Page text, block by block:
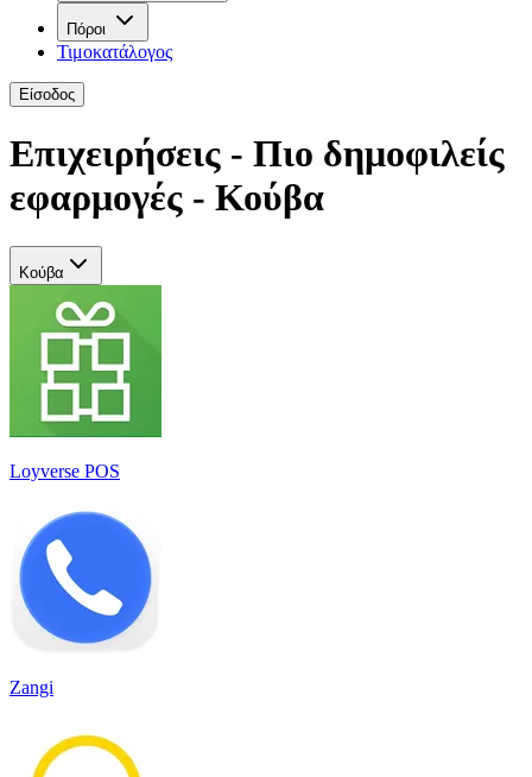
Πόροι
Τιμοκατάλογος
Είσοδος
Επιχειρήσεις - Πιο δημοφιλείς
εφαρμογές - Κούβα
Κούβα
Loyverse POS
Zangi